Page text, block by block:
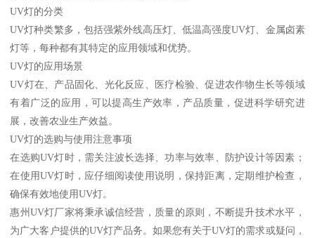
UV灯的分类
UV灯种类繁多，包括强紫外线高压灯、低温高强度UV灯、金属卤素
灯等，每种都有其特定的应用领域和优势。
UV灯的应用场景
UV灯在、产品固化、光化反应、医疗检验、促进农作物生长等领域
有着广泛的应用，可以提高生产效率，产品质量，促进科学研究进
展，改善农业生产效益。
UV灯的选购与使用注意事项
在选购UV灯时，需关注波长选择、功率与效率、防护设计等因素；
在使用UV灯时，应仔细阅读使用说明，保持距离，定期维护检查，
确保有效地使用UV灯。
惠州UV灯厂家将秉承诚信经营，质量的原则，不断提升技术水平，
为广大客户提供的UV灯产品务。如果您有关于UV灯的需求或疑问，